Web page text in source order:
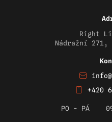
Right
Nádražní 271,
+420
PO - PÁ